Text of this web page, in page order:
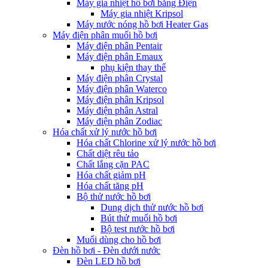
Máy gia nhiệt hồ bơi bằng Điện
Máy gia nhiệt Kripsol
Máy nước nóng hồ bơi Heater Gas
Máy điện phân muối hồ bơi
Máy điện phân Pentair
Máy điện phân Emaux
phụ kiện thay thế
Máy điện phân Crystal
Máy điện phân Waterco
Máy điện phân Kripsol
Máy điện phân Astral
Máy điện phân Zodiac
Hóa chất xử lý nước hồ bơi
Hóa chất Chlorine xử lý nước hồ bơi
Chất diệt rêu tảo
Chất lắng cặn PAC
Hóa chất giảm pH
Hóa chất tăng pH
Bộ thử nước hồ bơi
Dung dịch thử nước hồ bơi
Bút thử muối hồ bơi
Bộ test nước hồ bơi
Muối dùng cho hồ bơi
Đèn hồ bơi - Đèn dưới nước
Đèn LED hồ bơi